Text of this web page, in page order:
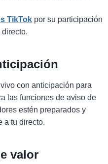
TikTok por su participación
con anticipación para
las funciones de aviso de
estén preparados y
a tu directo.
valor